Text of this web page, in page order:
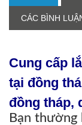
CÁC BÌNH
Cung cấp
tại đồng
đồng tháp,
Bạn thường